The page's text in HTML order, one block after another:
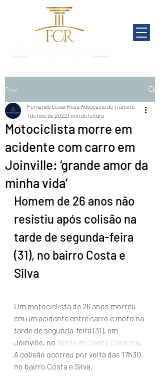
Post
Motociclista morre em
acidente com carro em
Joinville: ‘grande amor da
minha vida’
Fernando Cesar Rosa Advocacia de Trânsito
1 de nov. de 20221 min de leitura
Homem de 26 anos não
resistiu após colisão na
tarde de segunda-feira
(31), no bairro Costa e
Silva
Um motociclista de 26 anos morreu
em um acidente entre carro e moto na
tarde de segunda-feira (31), em
Joinville, no Norte de Santa Catarina.
A colisão ocorreu por volta das 17h30,
no bairro Costa e Silva.